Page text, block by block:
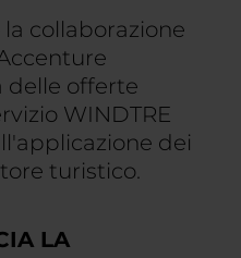
collaborazione
delle offerte
WINDTRE
dei
turistico.
LA